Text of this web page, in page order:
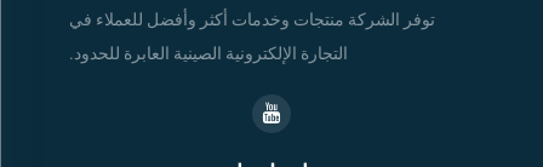
توفر الشركة منتجات وخدمات أكثر وأفضل للعملاء في
التجارة الإلكترونية الصينية العابرة للحدود.